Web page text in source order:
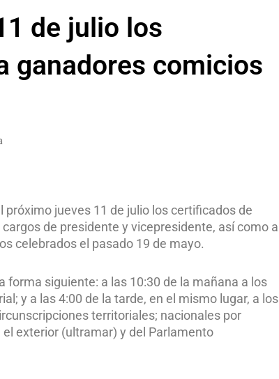
de julio los
ganadores comicios
próximo jueves 11 de julio los certificados de
de presidente y vicepresidente, así como a
celebrados el pasado 19 de mayo.
forma siguiente: a las 10:30 de la mañana a los
y a las 4:00 de la tarde, en el mismo lugar, a los
territoriales; nacionales por
exterior (ultramar) y del Parlamento